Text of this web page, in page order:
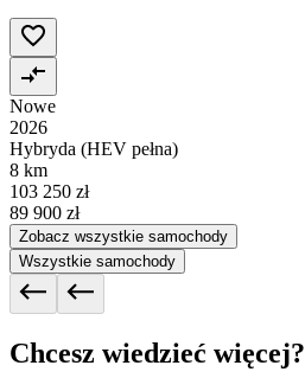
Nowe
2026
Hybryda (HEV pełna)
8 km
103 250 zł
89 900 zł
Zobacz wszystkie samochody
Wszystkie samochody
Chcesz wiedzieć więcej?